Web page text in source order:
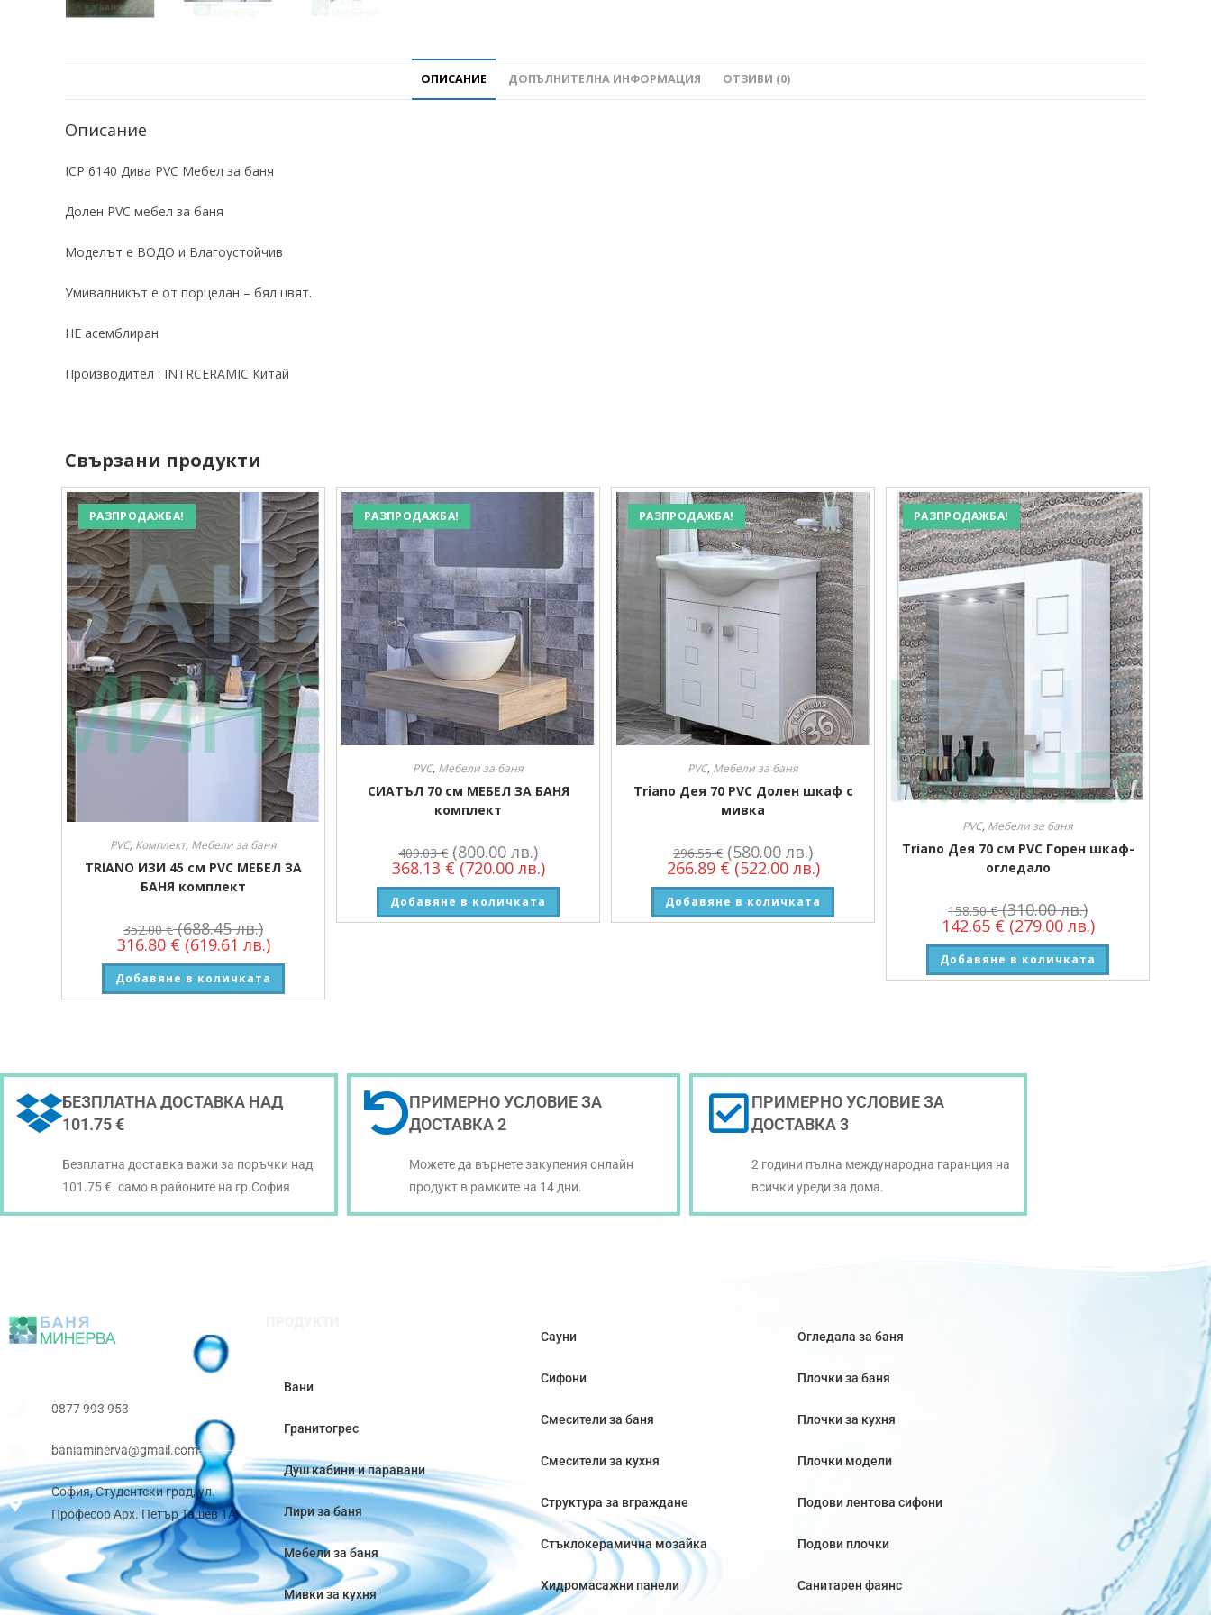
ОПИСАНИЕ ДОПЪЛНИТЕЛНА ИНФОРМАЦИЯ ОТЗИВИ (0)
Описание
ICP 6140 Дива PVC Мебел за баня
Долен PVC мебел за баня
Моделът е ВОДО и Влагоустойчив
Умивалникът е от порцелан – бял цвят.
НЕ асемблиран
Производител : INTRCERAMIC Китай
Свързани продукти
РАЗПРОДАЖБА!
PVC, Комплект, Мебели за баня
TRIANO ИЗИ 45 см PVC МЕБЕЛ ЗА
БАНЯ комплект
352.00€ (688.45 лв.)
316.80 € (619.61 лв.)
Добавяне в количката
РАЗПРОДАЖБА!
PVC, Мебели за баня
СИАТЪЛ 70 см МЕБЕЛ ЗА БАНЯ
комплект
409.03€ (800.00 лв.)
368.13 € (720.00 лв.)
Добавяне в количката
РАЗПРОДАЖБА!
PVC, Мебели за баня
Triano Дея 70 PVC Долен шкаф с
мивка
296.55€ (580.00 лв.)
266.89 € (522.00 лв.)
Добавяне в количката
РАЗПРОДАЖБА!
PVC, Мебели за баня
Triano Дея 70 см PVC Горен шкаф-
огледало
158.50€ (310.00 лв.)
142.65 € (279.00 лв.)
Добавяне в количката
БЕЗПЛАТНА ДОСТАВКА НАД
101.75 €
Безплатна доставка важи за поръчки над
101.75 €. само в районите на гр.София
ПРИМЕРНО УСЛОВИЕ ЗА
ДОСТАВКА 2
Можете да върнете закупения онлайн
продукт в рамките на 14 дни.
ПРИМЕРНО УСЛОВИЕ ЗА
ДОСТАВКА 3
2 години пълна международна гаранция на
всички уреди за дома.
0877 993 953
baniaminerva@gmail.com
София, Студентски град, ул.
Професор Арх. Петър Ташев 1А
Вани
Гранитогрес
Душ кабини и паравани
Лири за баня
Мебели за баня
Мивки за кухня
Сауни
Сифони
Смесители за баня
Смесители за кухня
Структура за вграждане
Стъклокерамична мозайка
Хидромасажни панели
Огледала за баня
Плочки за баня
Плочки за кухня
Плочки модели
Подови лентова сифони
Подови плочки
Санитарен фаянс